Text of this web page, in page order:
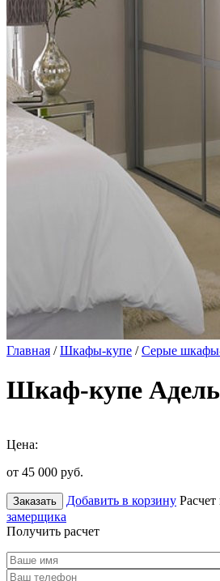
Главная /Шкафы-купе /Серые
Шкаф-купе
Цена:
от 45 000 руб.
Заказать Добавить в корзину
замерщика
Получить расчет